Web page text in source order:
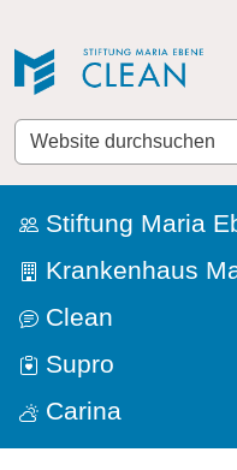
Website
durchsuchen
Stiftung Maria
Krankenhaus
Clean
Supro
Carina